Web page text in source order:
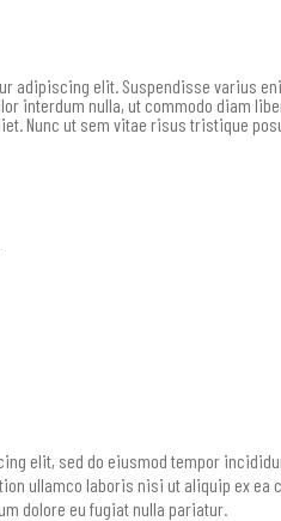
adipiscing elit. Suspendisse varius
interdum nulla, ut commodo diam
Nunc ut sem vitae risus tristique
elit, sed do eiusmod tempor
ullamco laboris nisi ut aliquip ex ea
dolore eu fugiat nulla pariatur.